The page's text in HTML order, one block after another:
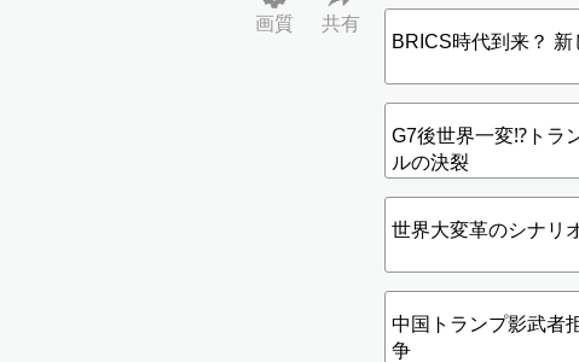
画質
共有
BRICS時代到来？
G7後世界一変⁉︎トラ
ルの決裂
世界大変革のシナリ
中国トランプ影武者
争